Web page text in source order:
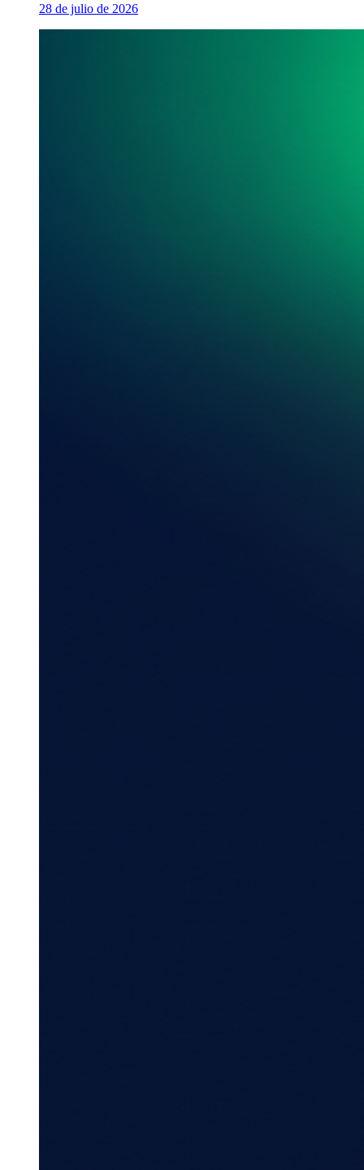
28 de julio de 2026